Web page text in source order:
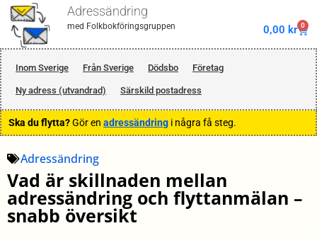
Adressändring
med Folkbokföringsgruppen 0,00 kr 0
Inom Sverige Från Sverige Dödsbo Företag
Ny adress (utvandrad) Särskild postadress
Ska du flytta?Gör en adressändring i några få steg.
Adressändring
Vad är skillnaden mellan
adressändring och flyttanmälan –
snabb översikt